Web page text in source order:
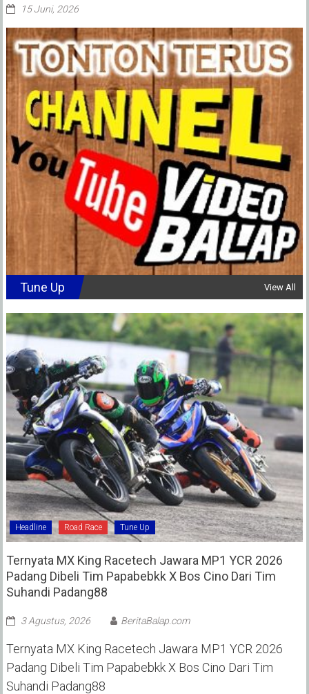
15 Juni, 2026
Tune Up View All
Headline Road Race Tune Up
Ternyata MX King Racetech Jawara MP1 YCR 2026
Padang Dibeli Tim Papabebkk X Bos Cino Dari Tim
Suhandi Padang88
3 Agustus, 2026 BeritaBalap.com
Ternyata MX King Racetech Jawara MP1 YCR 2026
Padang Dibeli Tim Papabebkk X Bos Cino Dari Tim
Suhandi Padang88